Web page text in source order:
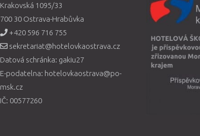
Krakovská 1095/33
700 30 Ostrava-Hrabůvka
+420 596 716 755
sekretariat@hotelovkaostrava.cz
Datová schránka: gakiu27
E-podatelna: hotelovkaostrava@po-
msk.cz
IČ: 00577260